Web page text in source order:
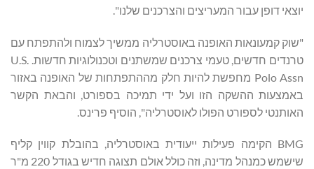
יוצאי דופן עבור המעריצים והצרכנים שלנו".
"שוק קמעונאות האופנה באוסטרליה ממשיך לצמוח ולהתפתח עם
טרנדים חדשים, טעמי צרכנים שמשתנים וטכנולוגיות חדשות. U.S.
Polo Assn מחפשת להיות חלק מההתפתחות של האופנה באזור
באמצעות ההשקה הזו ועל ידי תמיכה בספורט, והבאת הקשר
האותנטי לספורט הפולו לאוסטרליה", הוסיף פרינס.
BMG הקימה פעילות ייעודית באוסטרליה, בהובלת קווין קליף
שישמש כמנהל מדינה, וזה כולל אולם תצוגה חדיש בגודל 220 מ"ר